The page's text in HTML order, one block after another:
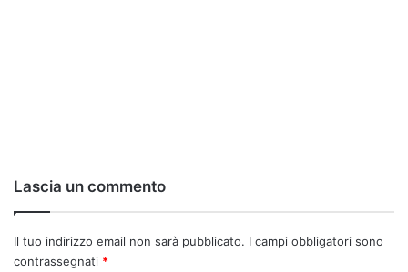
Lascia un commento
Il tuo indirizzo email non sarà pubblicato. I campi obbligatori sono
contrassegnati *